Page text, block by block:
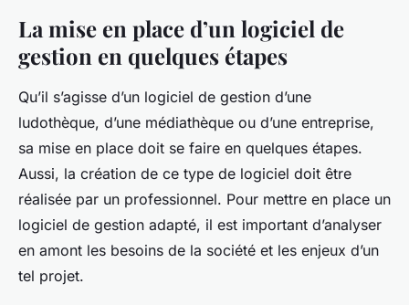
La mise en place d’un logiciel de
gestion en quelques étapes
Qu’il s’agisse d’un logiciel de gestion d’une
ludothèque, d’une médiathèque ou d’une entreprise,
sa mise en place doit se faire en quelques étapes.
Aussi, la création de ce type de logiciel doit être
réalisée par un professionnel. Pour mettre en place un
logiciel de gestion adapté, il est important d’analyser
en amont les besoins de la société et les enjeux d’un
tel projet.